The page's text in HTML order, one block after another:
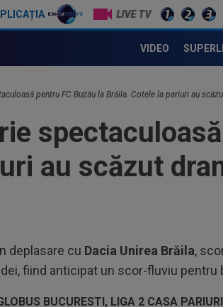
LIVE TV
VIDEO
pentru FC Buzău la Brăila. Cotele la pariuri au
au scăzut
deplasare cu Dacia Unirea Brăila,
fiind anticipat un scor-fluviu pentru